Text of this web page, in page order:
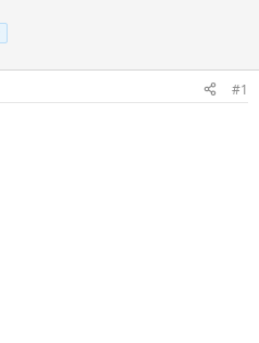
#1